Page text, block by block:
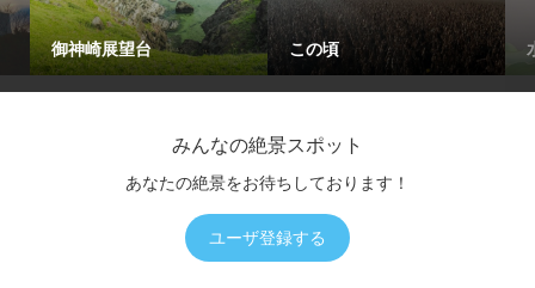
御神崎展望台 この頃
みんなの絶景スポット
あなたの絶景をお待ちしております！
ユーザ登録する